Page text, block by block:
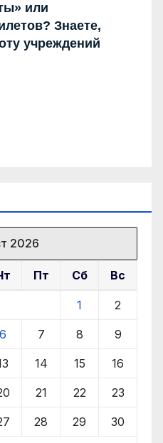
или
Знаете,
учреждений
2026
Пт Сб Вс
1 2
6 7 8 9
14 15 16
21 22 23
28 29 30